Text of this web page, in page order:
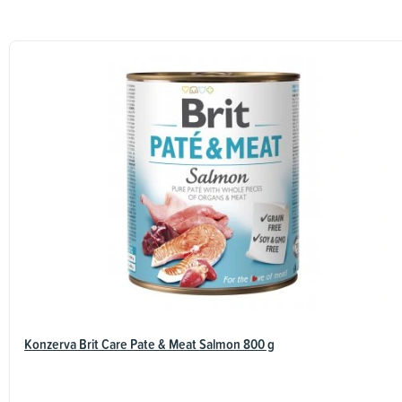
Konzerva Brit Care Pate & Meat Salmon 800 g